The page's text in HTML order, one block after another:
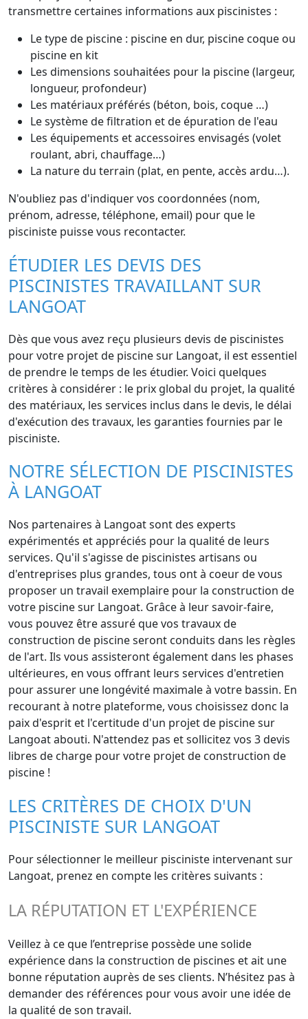
transmettre certaines informations aux piscinistes :
Le type de piscine : piscine en dur, piscine coque ou
piscine en kit
Les dimensions souhaitées pour la piscine (largeur,
longueur, profondeur)
Les matériaux préférés (béton, bois, coque …)
Le système de filtration et de épuration de l'eau
Les équipements et accessoires envisagés (volet
roulant, abri, chauffage…)
La nature du terrain (plat, en pente, accès ardu…).
N'oubliez pas d'indiquer vos coordonnées (nom,
prénom, adresse, téléphone, email) pour que le
pisciniste puisse vous recontacter.
ÉTUDIER LES DEVIS DES
PISCINISTES TRAVAILLANT SUR
LANGOAT
Dès que vous avez reçu plusieurs devis de piscinistes
pour votre projet de piscine sur Langoat, il est essentiel
de prendre le temps de les étudier. Voici quelques
critères à considérer : le prix global du projet, la qualité
des matériaux, les services inclus dans le devis, le délai
d'exécution des travaux, les garanties fournies par le
pisciniste.
NOTRE SÉLECTION DE PISCINISTES
À LANGOAT
Nos partenaires à Langoat sont des experts
expérimentés et appréciés pour la qualité de leurs
services. Qu'il s'agisse de piscinistes artisans ou
d'entreprises plus grandes, tous ont à coeur de vous
proposer un travail exemplaire pour la construction de
votre piscine sur Langoat. Grâce à leur savoir-faire,
vous pouvez être assuré que vos travaux de
construction de piscine seront conduits dans les règles
de l'art. Ils vous assisteront également dans les phases
ultérieures, en vous offrant leurs services d'entretien
pour assurer une longévité maximale à votre bassin. En
recourant à notre plateforme, vous choisissez donc la
paix d'esprit et l'certitude d'un projet de piscine sur
Langoat abouti. N'attendez pas et sollicitez vos 3 devis
libres de charge pour votre projet de construction de
piscine !
LES CRITÈRES DE CHOIX D'UN
PISCINISTE SUR LANGOAT
Pour sélectionner le meilleur pisciniste intervenant sur
Langoat, prenez en compte les critères suivants :
LA RÉPUTATION ET L'EXPÉRIENCE
Veillez à ce que l’entreprise possède une solide
expérience dans la construction de piscines et ait une
bonne réputation auprès de ses clients. N’hésitez pas à
demander des références pour vous avoir une idée de
la qualité de son travail.